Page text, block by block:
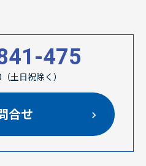
475
土日祝除く）
合せ